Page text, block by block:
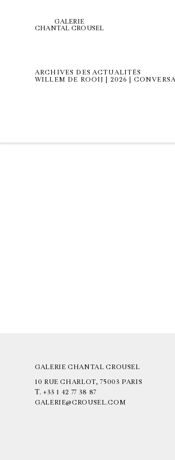
GALERIE
CHANTAL CROUSEL
ARCHIVES DES ACTUALITÉS
WILLEM DE ROOIJ | 2026 |
GALERIE CHANTAL CROUSEL
10 RUE CHARLOT, 75003 PARIS
T. +33 1 42 77 38 87
GALERIE@CROUSEL.COM